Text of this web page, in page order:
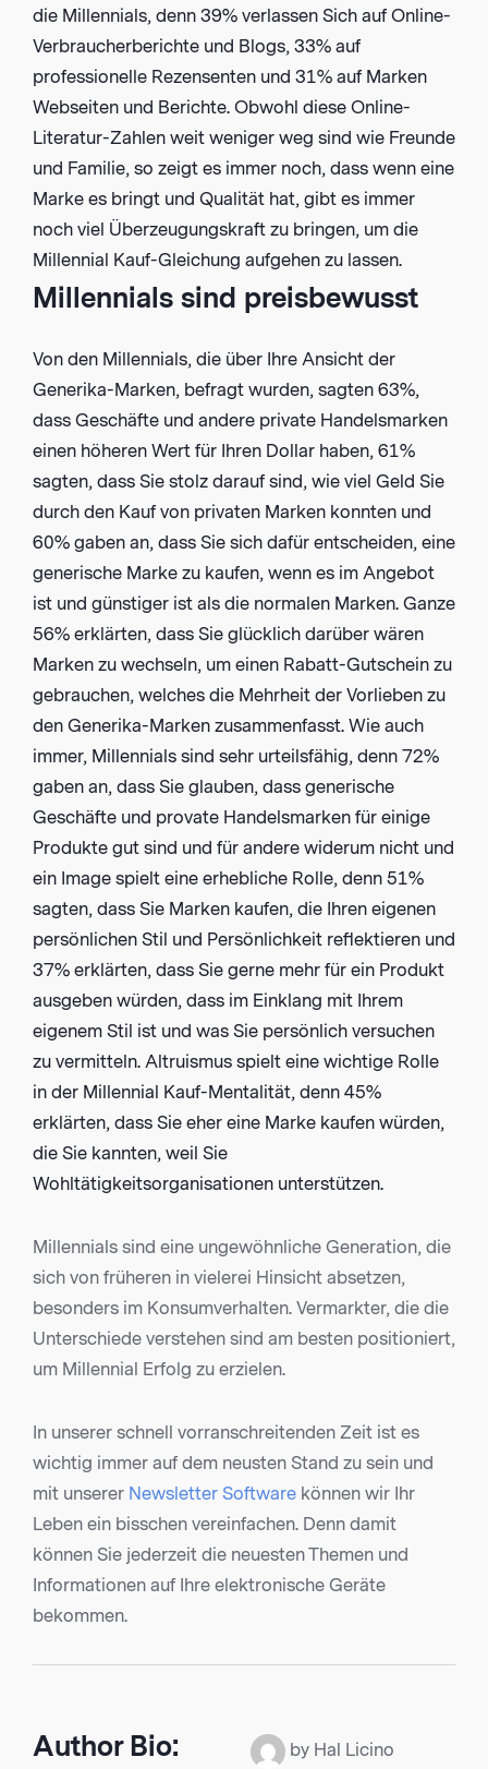
die Millennials, denn 39% verlassen Sich auf Online-
Verbraucherberichte und Blogs, 33% auf
professionelle Rezensenten und 31% auf Marken
Webseiten und Berichte. Obwohl diese Online-
Literatur-Zahlen weit weniger weg sind wie Freunde
und Familie, so zeigt es immer noch, dass wenn eine
Marke es bringt und Qualität hat, gibt es immer
noch viel Überzeugungskraft zu bringen, um die
Millennial Kauf-Gleichung aufgehen zu lassen.
Millennials sind preisbewusst
Von den Millennials, die über Ihre Ansicht der
Generika-Marken, befragt wurden, sagten 63%,
dass Geschäfte und andere private Handelsmarken
einen höheren Wert für Ihren Dollar haben, 61%
sagten, dass Sie stolz darauf sind, wie viel Geld Sie
durch den Kauf von privaten Marken konnten und
60% gaben an, dass Sie sich dafür entscheiden, eine
generische Marke zu kaufen, wenn es im Angebot
ist und günstiger ist als die normalen Marken. Ganze
56% erklärten, dass Sie glücklich darüber wären
Marken zu wechseln, um einen Rabatt-Gutschein zu
gebrauchen, welches die Mehrheit der Vorlieben zu
den Generika-Marken zusammenfasst. Wie auch
immer, Millennials sind sehr urteilsfähig, denn 72%
gaben an, dass Sie glauben, dass generische
Geschäfte und provate Handelsmarken für einige
Produkte gut sind und für andere widerum nicht und
ein Image spielt eine erhebliche Rolle, denn 51%
sagten, dass Sie Marken kaufen, die Ihren eigenen
persönlichen Stil und Persönlichkeit reflektieren und
37% erklärten, dass Sie gerne mehr für ein Produkt
ausgeben würden, dass im Einklang mit Ihrem
eigenem Stil ist und was Sie persönlich versuchen
zu vermitteln. Altruismus spielt eine wichtige Rolle
in der Millennial Kauf-Mentalität, denn 45%
erklärten, dass Sie eher eine Marke kaufen würden,
die Sie kannten, weil Sie
Wohltätigkeitsorganisationen unterstützen.
Millennials sind eine ungewöhnliche Generation, die
sich von früheren in vielerei Hinsicht absetzen,
besonders im Konsumverhalten. Vermarkter, die die
Unterschiede verstehen sind am besten positioniert,
um Millennial Erfolg zu erzielen.
In unserer schnell vorranschreitenden Zeit ist es
wichtig immer auf dem neusten Stand zu sein und
mit unserer Newsletter Software können wir Ihr
Leben ein bisschen vereinfachen. Denn damit
können Sie jederzeit die neuesten Themen und
Informationen auf Ihre elektronische Geräte
bekommen.
Author Bio: by Hal Licino